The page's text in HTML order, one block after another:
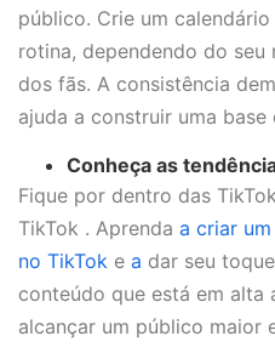
público. Crie um
rotina, dependendo do seu
dos fãs. A consistência
ajuda a construir uma base
Conheça as
Fique por dentro das
TikTok . Aprenda a criar
no TikTok e a dar seu
conteúdo que está em alta
alcançar um público maior